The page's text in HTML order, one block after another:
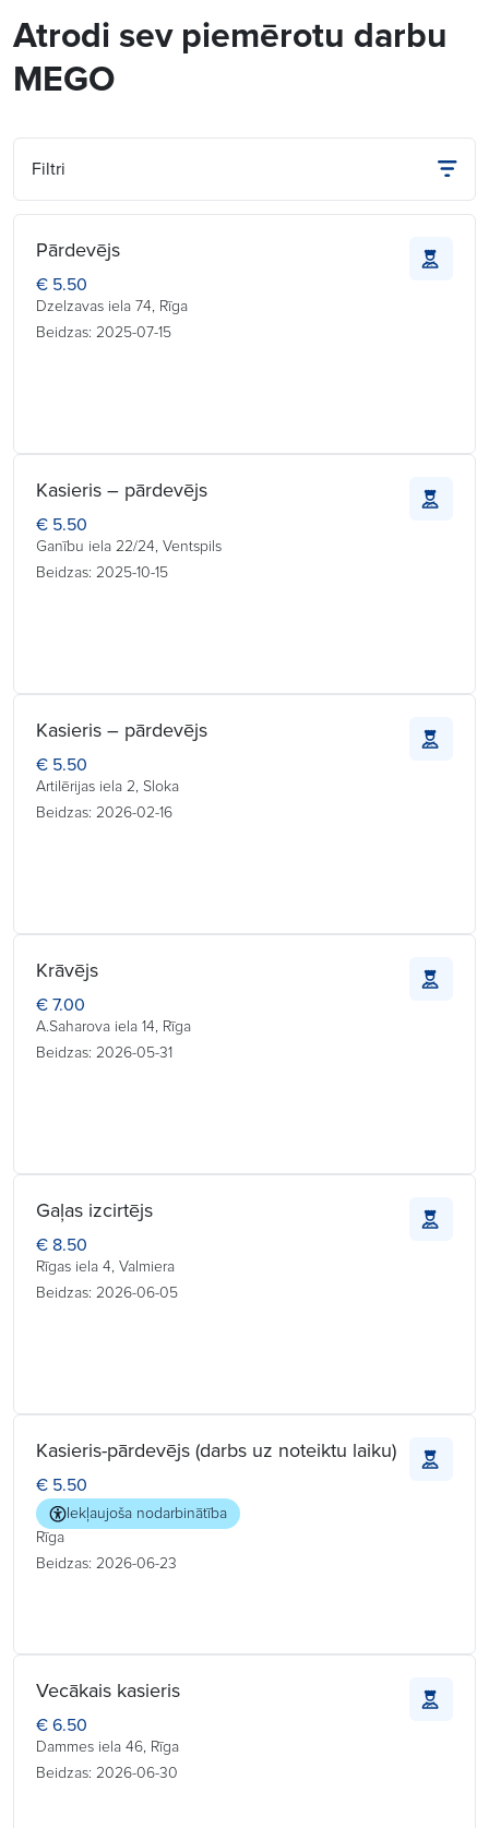
Atrodi sev piemērotu darbu
MEGO
Filtri
Pārdevējs
€ 5.50
Dzelzavas iela 74, Rīga
Beidzas: 2025-07-15
Kasieris – pārdevējs
€ 5.50
Ganību iela 22/24, Ventspils
Beidzas: 2025-10-15
Kasieris – pārdevējs
€ 5.50
Artilērijas iela 2, Sloka
Beidzas: 2026-02-16
Krāvējs
€ 7.00
A.Saharova iela 14, Rīga
Beidzas: 2026-05-31
Gaļas izcirtējs
€ 8.50
Rīgas iela 4, Valmiera
Beidzas: 2026-06-05
Kasieris-pārdevējs (darbs uz noteiktu laiku)
€ 5.50
Iekļaujoša nodarbinātība
Rīga
Beidzas: 2026-06-23
Vecākais kasieris
€ 6.50
Dammes iela 46, Rīga
Beidzas: 2026-06-30